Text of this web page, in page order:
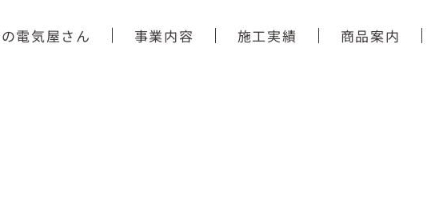
電気屋さん 事業内容 施工実績 商品案内